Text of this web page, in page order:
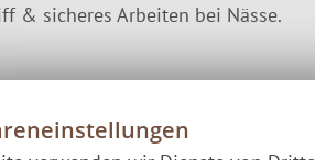
& sicheres Arbeiten bei Nässe.
der finnischen
neues Messer aus,